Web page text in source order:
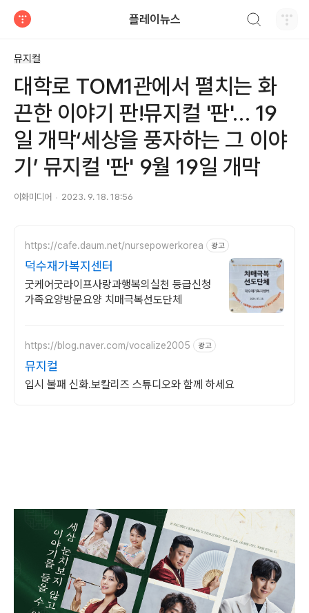
플레이뉴스
뮤지컬
대학로 TOM1관에서 펼치는 화
끈한 이야기 판!뮤지컬 '판'… 19
일 개막‘세상을 풍자하는 그 이야
기’ 뮤지컬 '판' 9월 19일 개막
이화미디어 2023. 9. 18. 18:56
https://cafe.daum.net/nursepowerkorea 광고
덕수재가복지센터
굿케어굿라이프사랑과행복의실천 등급신청
가족요양방문요양 치매극복선도단체
https://blog.naver.com/vocalize2005 광고
뮤지컬
입시 불패 신화.보칼리즈 스튜디오와 함께 하세요